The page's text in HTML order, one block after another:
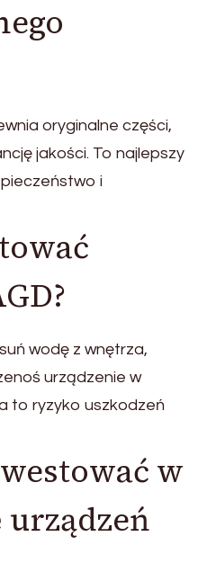
oryginalne części,
jakości. To najlepszy
i
wodę z wnętrza,
urządzenie w
to ryzyko uszkodzeń
w